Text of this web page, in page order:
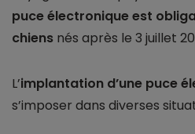
puce électronique est
chiens nés après le 3 juillet
L’implantation d’une puce
s’imposer dans diverses